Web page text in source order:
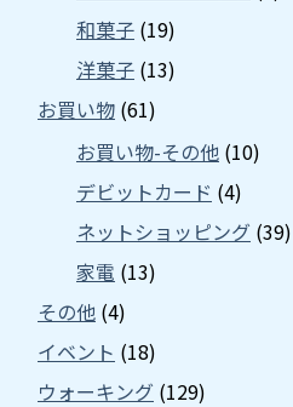
和菓子 (19)
洋菓子 (13)
お買い物 (61)
お買い物-その他 (10)
デビットカード (4)
ネットショッピング (39)
家電 (13)
その他 (4)
イベント (18)
ウォーキング (129)